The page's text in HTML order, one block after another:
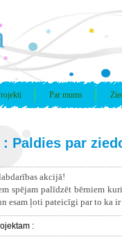
Par mums
: Paldies par
akcijā!
spējam palīdzēt bērniem
esam ļoti pateicīgi par to ka
: